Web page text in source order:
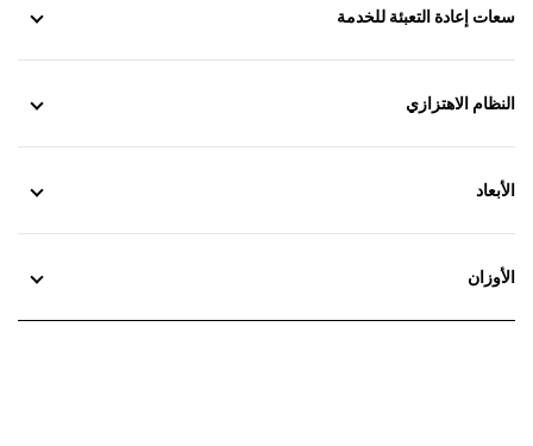
سعات إعادة التعبئة للخدمة
النظام الاهتزازي
الأبعاد
الأوزان